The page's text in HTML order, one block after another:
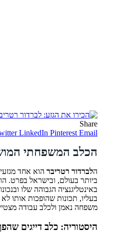
Share
LinkedIn Pinterest Email
הכלב המשפחתי
הלברדור רטריבר הוא אחד
ביותר בעולם, ובישראל בפרט.
באינטליגנציה הגבוהה שלו
בעליו, תכונות שהופכות אותו
משפחה נאמן ולכלב עבודה
היסטוריה: כלב דייגים